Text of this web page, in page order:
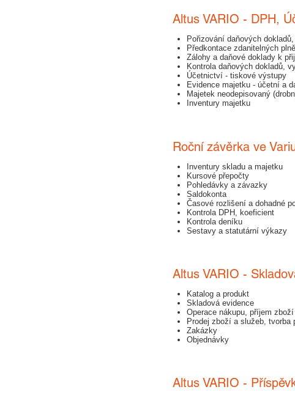
Altus VARIO - DPH,
Pořizování daňových
Předkontace zdanitelných
Zálohy a daňové doklady k
Kontrola daňových dokladů,
Účetnictví - tiskové výstupy
Evidence majetku - účetní a
Majetek neodepisovaný
Inventury majetku
Roční závěrka ve
Inventury skladu a majetku
Kursové přepočty
Pohledávky a závazky
Saldokonta
Časové rozlišení a dohadné
Kontrola DPH, koeficient
Kontrola deníku
Sestavy a statutární výkazy
Altus VARIO -
Katalog a produkt
Skladová evidence
Operace nákupu, příjem
Prodej zboží a služeb, tvorba
Zakázky
Objednávky
Altus VARIO -